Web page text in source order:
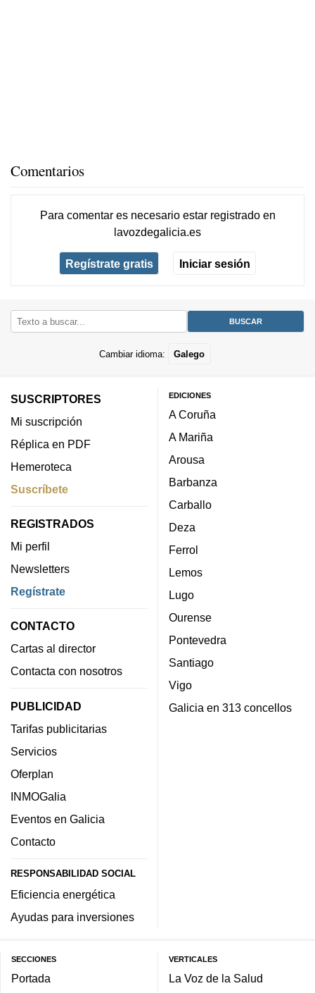
Comentarios
Para comentar es necesario estar registradoen
lavozdegalicia.es
Regístrate gratis Iniciar sesión
Cambiar idioma: Galego
SUSCRIPTORES
Mi suscripción
Réplica en PDF
Hemeroteca
Suscríbete
REGISTRADOS
Mi perfil
Newsletters
Regístrate
CONTACTO
Cartas al director
Contacta con nosotros
PUBLICIDAD
Tarifas publicitarias
Servicios
Oferplan
INMOGalia
Eventos en Galicia
Contacto
RESPONSABILIDAD SOCIAL
Eficiencia energética
Ayudas para inversiones
EDICIONES
A Coruña
A Mariña
Arousa
Barbanza
Carballo
Deza
Ferrol
Lemos
Lugo
Ourense
Pontevedra
Santiago
Vigo
Galicia en 313 concellos
SECCIONES
Portada
VERTICALES
La Voz de la Salud